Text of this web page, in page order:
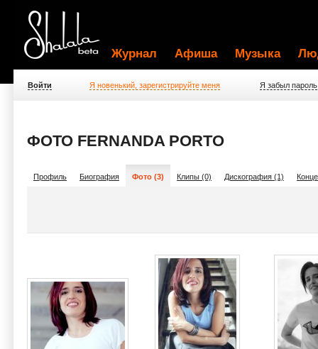
Журнал Афиша Музыка
Войти Я новенький, зарегистрируйте меня Я забыл пароль
ФОТО FERNANDA PORTO
Профиль Биография Фото (3) Клипы (0) Дискография (1)